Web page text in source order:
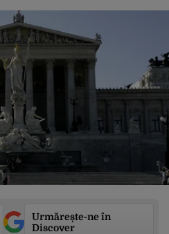
Urmărește-ne în
Discover